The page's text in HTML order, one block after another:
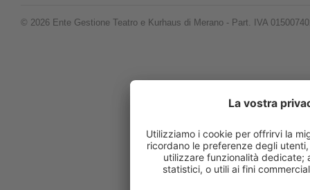
© 2026 Ente Gestione Teatro e Kurhaus di Merano - Part. IVA